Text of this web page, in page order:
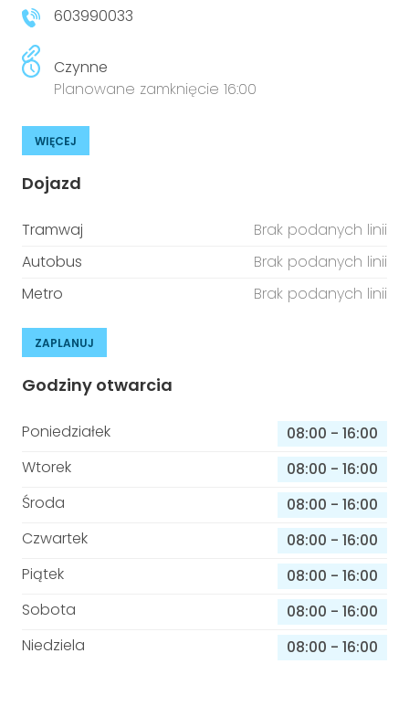
603990033
Czynne
Planowane zamknięcie 16:00
WIĘCEJ
Dojazd
Tramwaj
Brak podanych linii
Autobus
Brak podanych linii
Metro
Brak podanych linii
ZAPLANUJ
Godziny otwarcia
Poniedziałek 08:00 - 16:00
Wtorek
08:00 - 16:00
Środa
08:00 - 16:00
Czwartek
08:00 - 16:00
Piątek
08:00 - 16:00
Sobota
08:00 - 16:00
Niedziela
08:00 - 16:00